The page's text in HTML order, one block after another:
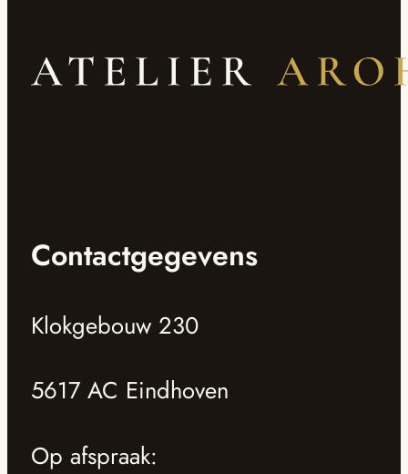
Contactgegevens
Klokgebouw 230
5617 AC Eindhoven
Op afspraak: